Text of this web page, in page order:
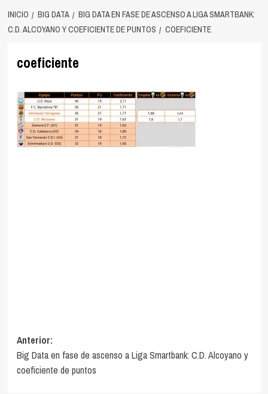
INICIO BIG DATA
BIG DATA EN FASE DE ASCENSO A LIGA SMARTBANK:
C.D. ALCOYANO Y COEFICIENTE DE PUNTOS
COEFICIENTE
coeficiente
Navegación
de
entradas
Anterior:
Big Data en fase de ascenso a Liga Smartbank: C.D. Alcoyano y
coeficiente de puntos